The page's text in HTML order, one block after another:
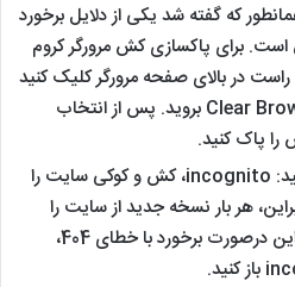
که گفته شد یکی از دلایل برخورد
کشش است. برای پاکسازی کش مرورگر کروم
در بالای صفحه مرورگر کلیک کنید
و به قسمت Clear Browsing Data بروید. پس از انتخاب
را پاک کنید.
از incognito استفاده کنید: incognito، کش و کوکی سایت‌ را
هر بار نسخه جدید از سایت را
مشاهده خواهید کرد. بنابراین درصورت برخورد با خطای 404،